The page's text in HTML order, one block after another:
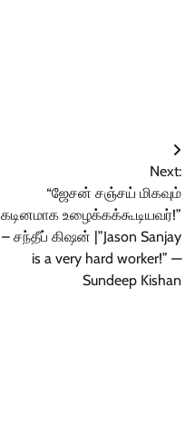
Next:
“ஜேசன் சஞ்சய் மிகவும்
கடினமாக உழைக்கக்கூடியவர்!”
– சந்தீப் கிஷன் |”Jason Sanjay
is a very hard worker!” —
Sundeep Kishan